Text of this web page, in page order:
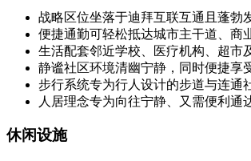
战略区位坐落于迪拜互联互通且蓬勃
便捷通勤可轻松抵达城市主干道、商
生活配套邻近学校、医疗机构、超市
静谧社区环境清幽宁静，同时便捷享
步行系统专为行人设计的步道与连通
人居理念专为向往宁静、又需便利通
休闲设施